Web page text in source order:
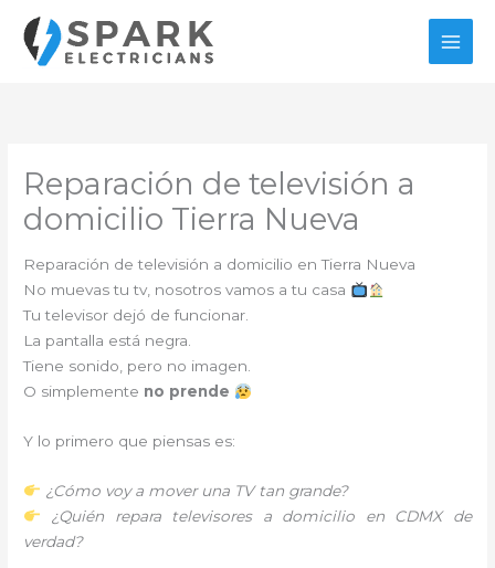
contenido
Reparación de televisión a
domicilio Tierra Nueva
Reparación de televisión a domicilio en Tierra Nueva
No muevas tu tv, nosotros vamos a tu casa
Tu televisor dejó de funcionar.
La pantalla está negra.
Tiene sonido, pero no imagen.
O simplemente no prende
Y lo primero que piensas es:
¿Cómo voy a mover una TV tan grande?
¿Quién repara televisores a domicilio en CDMX de
verdad?